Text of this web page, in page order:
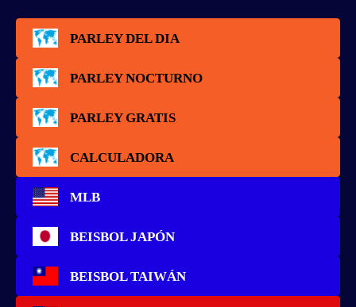
PARLEY DEL DIA
PARLEY NOCTURNO
PARLEY GRATIS
CALCULADORA
MLB
BEISBOL JAPÓN
BEISBOL TAIWÁN